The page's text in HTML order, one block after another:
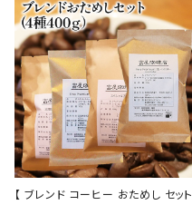
【 ブレンド コーヒー おためし セット